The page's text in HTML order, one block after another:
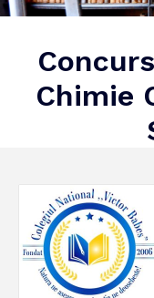
Chimie